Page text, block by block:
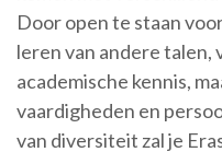
Door open te staan
leren van andere talen,
academische kennis,
vaardigheden en
van diversiteit zal je